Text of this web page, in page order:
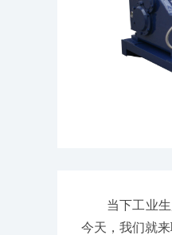
当下工业生产
今天，我们就